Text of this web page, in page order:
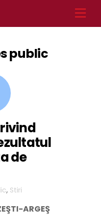
public
de
, Stiri
ARGEŞ